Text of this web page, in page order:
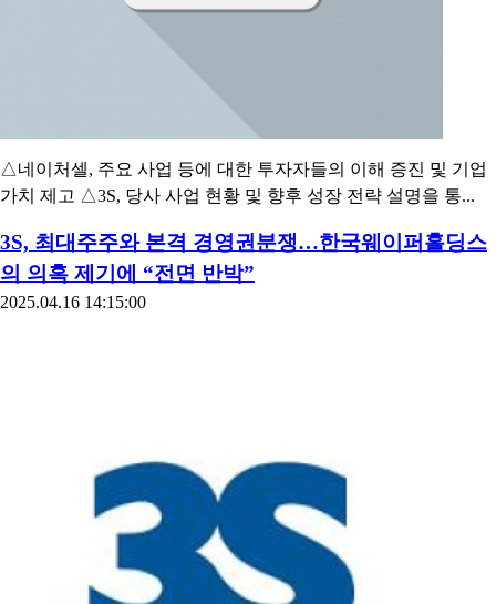
△네이처셀, 주요 사업 등에 대한 투자자들의 이해 증진 및 기업
가치 제고 △3S, 당사 사업 현황 및 향후 성장 전략 설명을 통...
3S, 최대주주와 본격 경영권분쟁…한국웨이퍼홀딩스
의 의혹 제기에 “전면 반박”
2025.04.16 14:15:00